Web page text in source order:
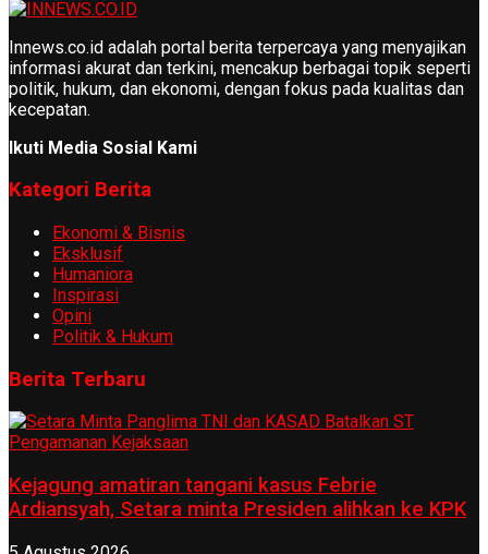
Innews.co.id adalah portal berita terpercaya yang menyajikan
informasi akurat dan terkini, mencakup berbagai topik seperti
politik, hukum, dan ekonomi, dengan fokus pada kualitas dan
kecepatan.
Ikuti Media Sosial Kami
Kategori Berita
Ekonomi & Bisnis
Eksklusif
Humaniora
Inspirasi
Opini
Politik & Hukum
Berita Terbaru
Kejagung amatiran tangani kasus Febrie
Ardiansyah, Setara minta Presiden alihkan ke KPK